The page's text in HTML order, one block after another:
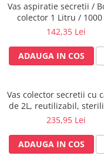
Lavoare apa sterila
Lavoare chirurgicale
Capsule, filtre finale
Electrochirurgie
Manere pentru
Cabluri pentru pensele
Cabluri conectare
Electrozi neutri
Vas aspiratie secretii /
colector 1 Litru /
pentru aspirator
accesorii incluse
142,35 Lei
ADAUGA IN COS
Vas colector secretii cu
de 2L, reutilizabil,
la 121°C
235,95 Lei
ADAUGA IN COS